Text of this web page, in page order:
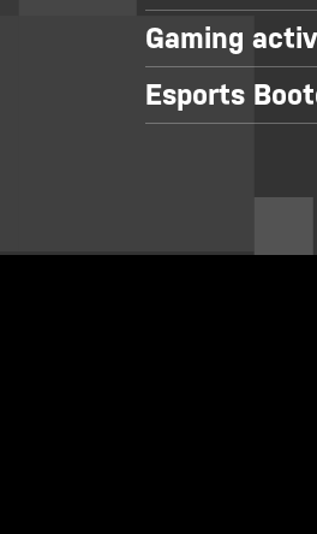
Gaming
Esports